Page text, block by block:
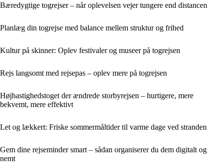
Bæredygtige togrejser – når oplevelsen vejer tungere end distancen
Planlæg din togrejse med balance mellem struktur og frihed
Kultur på skinner: Oplev festivaler og museer på togrejsen
Rejs langsomt med rejsepas – oplev mere på togrejsen
Højhastighedstoget der ændrede storbyrejsen – hurtigere, mere
bekvemt, mere effektivt
Let og lækkert: Friske sommermåltider til varme dage ved stranden
Gem dine rejseminder smart – sådan organiserer du dem digitalt og
nemt